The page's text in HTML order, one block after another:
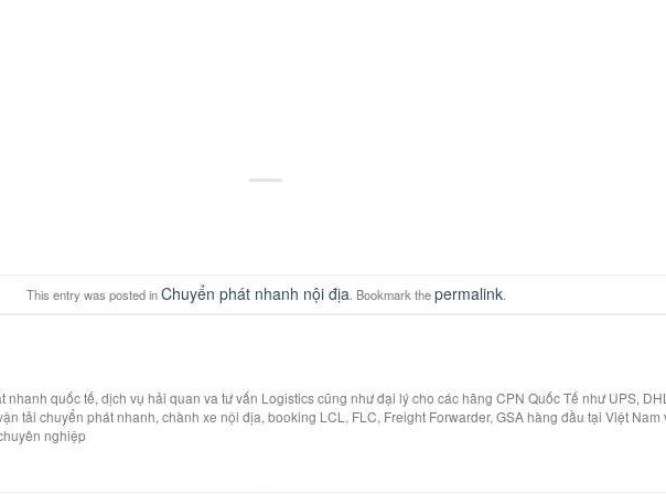
This entry was posted inChuyển phát nhanh nội địa . Bookmark thepermalink.
nhanh quốc tế, dịch vụ hải quan va tư vấn Logistics cũng như đại lý cho các hãng CPN Quốc Tế như UPS, DHL
tải chuyển phát nhanh, chành xe nội địa, booking LCL, FLC, Freight Forwarder, GSA hàng đầu tại Việt Nam
nghiệp